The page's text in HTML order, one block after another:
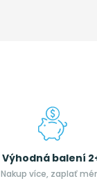
Výhodná balení
Nakup více, zaplať